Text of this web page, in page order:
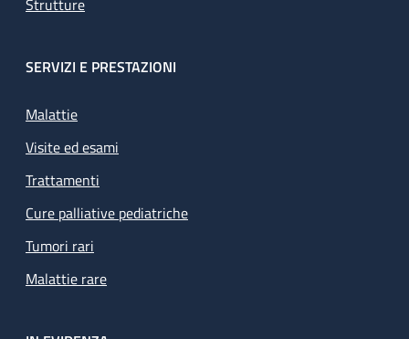
SERVIZI E PRESTAZIONI
Malattie
Visite ed esami
Trattamenti
Cure palliative pediatriche
Tumori rari
Malattie rare